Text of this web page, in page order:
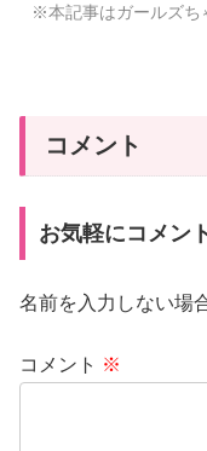
※本記事はガールズち
コメント
お気軽にコメン
名前を入力しない場
コメント ※